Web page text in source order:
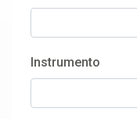
Instrumento